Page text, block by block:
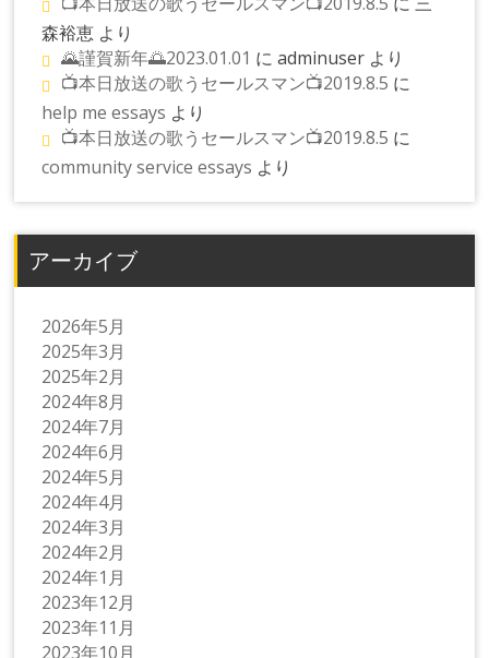
森裕恵 より
🌄謹賀新年🌅2023.01.01 にadminuser より
📺本日放送の歌うセールスマン📺2019.8.5 に
help me essays より
📺本日放送の歌うセールスマン📺2019.8.5 に
community service essays より
アーカイブ
2026年5月
2025年3月
2025年2月
2024年8月
2024年7月
2024年6月
2024年5月
2024年4月
2024年3月
2024年2月
2024年1月
2023年12月
2023年11月
2023年10月